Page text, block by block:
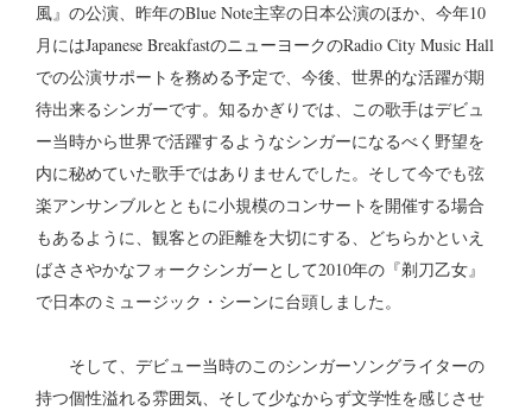
風』の公演、昨年のBlue Note主宰の日本公演のほか、今年10
月にはJapanese BreakfastのニューヨークのRadio City Music Hall
での公演サポートを務める予定で、今後、世界的な活躍が期
待出来るシンガーです。知るかぎりでは、この歌手はデビュ
ー当時から世界で活躍するようなシンガーになるべく野望を
内に秘めていた歌手ではありませんでした。そして今でも弦
楽アンサンブルとともに小規模のコンサートを開催する場合
もあるように、観客との距離を大切にする、どちらかといえ
ばささやかなフォークシンガーとして2010年の『剃刀乙女』
で日本のミュージック・シーンに台頭しました。
そして、デビュー当時のこのシンガーソングライターの
持つ個性溢れる雰囲気、そして少なからず文学性を感じさせ